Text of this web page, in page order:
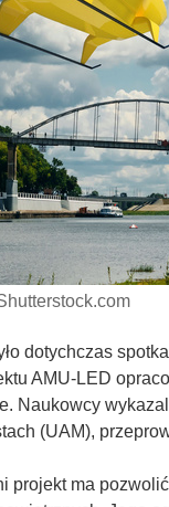
dotychczas
AMU-LED
Naukowcy
(UAM),
projekt ma